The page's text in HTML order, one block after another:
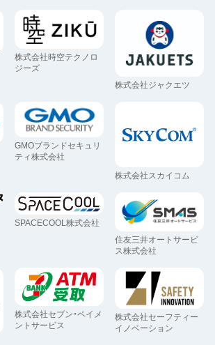
株式会社時空テクノロ
ジーズ
株式会社ジャクエツ
GMOブランドセキュリ
ティ株式会社
株式会社スカイコム
SPACECOOL株式会社
住友三井オートサービ
ス株式会社
株式会社セブン・ペイメ
ントサービス
株式会社セーフティー
イノベーション